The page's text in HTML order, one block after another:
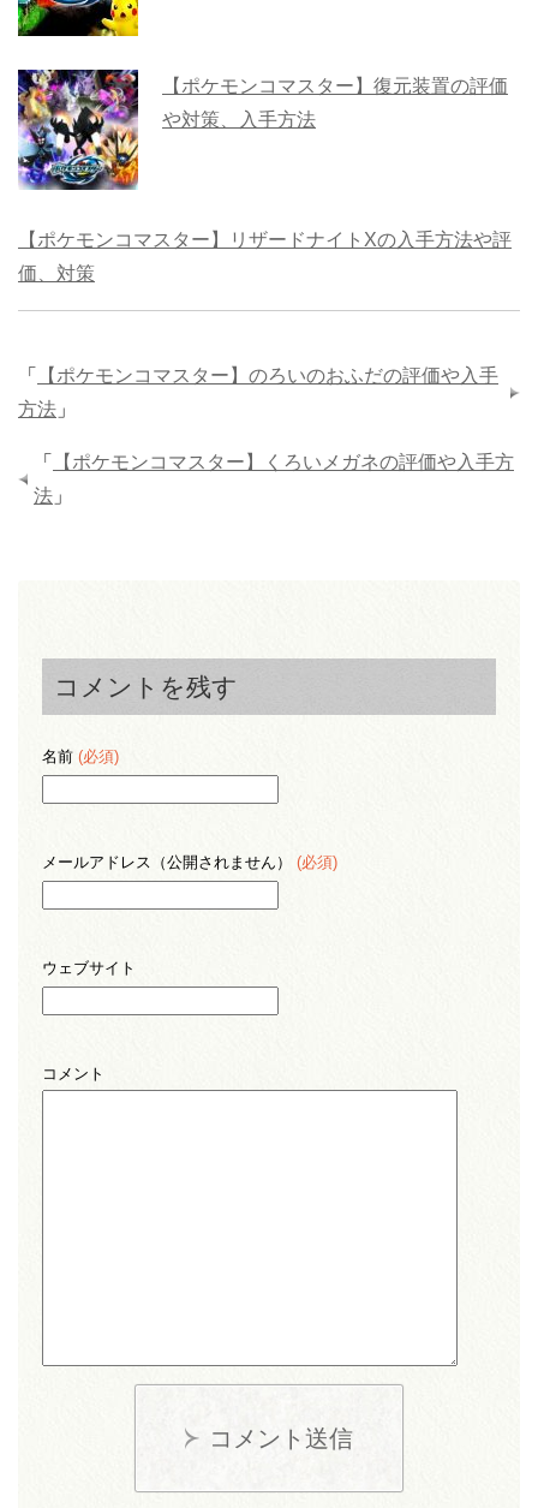
【ポケモンコマスター】復元装置の評価
や対策、入手方法
【ポケモンコマスター】リザードナイトXの入手方法や評
価、対策
「
【ポケモンコマスター】のろいのおふだの評価や入手
方法 」
「
【ポケモンコマスター】くろいメガネの評価や入手方
法 」
コメントを残す
名前 (必須)
メールアドレス（公開されません） (必須)
ウェブサイト
コメント
コメント送信